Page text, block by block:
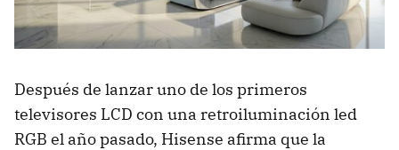
Después de lanzar uno de los primeros
televisores LCD con una retroiluminación led
RGB el año pasado, Hisense afirma que la